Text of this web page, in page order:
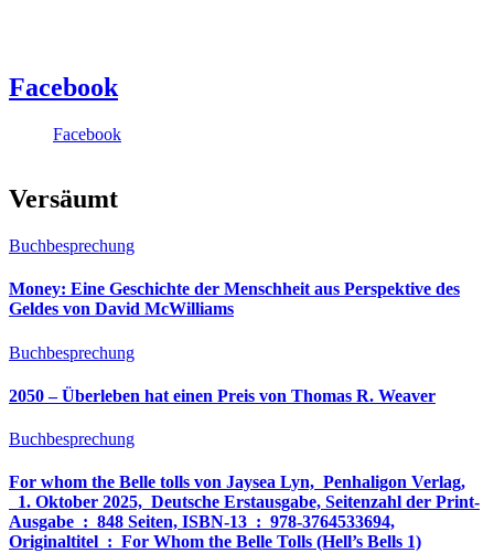
Facebook
Facebook
Versäumt
Buchbesprechung
Money: Eine Geschichte der Menschheit aus Perspektive des
Geldes von David McWilliams
Buchbesprechung
2050 – Überleben hat einen Preis von Thomas R. Weaver
Buchbesprechung
For whom the Belle tolls von Jaysea Lyn, ‎ Penhaligon Verlag,
‎ 1. Oktober 2025, ‎ Deutsche Erstausgabe, Seitenzahl der Print-
Ausgabe ‏ : ‎ 848 Seiten, ISBN-13 ‏ : ‎ 978-3764533694,
Originaltitel ‏ : ‎ For Whom the Belle Tolls (Hell’s Bells 1)